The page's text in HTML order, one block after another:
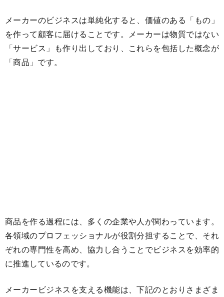
メーカーのビジネスは単純化すると、価値のある「もの」
を作って顧客に届けることです。メーカーは物質ではない
「サービス」も作り出しており、これらを包括した概念が
「商品」です。
商品を作る過程には、多くの企業や人が関わっています。
各領域のプロフェッショナルが役割分担することで、それ
ぞれの専門性を高め、協力し合うことでビジネスを効率的
に推進しているのです。
メーカービジネスを支える機能は、下記のとおりさまざま